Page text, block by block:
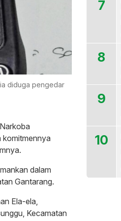
diduga pengedar
komitmennya
dalam
Gantarang.
Ela-ela,
Kecamatan
7
8
9
10